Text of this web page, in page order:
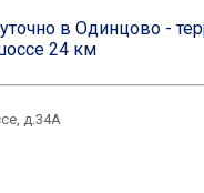
в Одинцово -
24 км
д.34А